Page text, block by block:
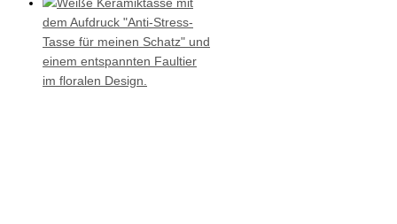
Personalisierung
und Kennlern-
oder
Hochzeitsdatum